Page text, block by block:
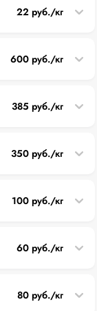
22 руб./кг
600 руб./кг
385 руб./кг
350 руб./кг
100 руб./кг
60 руб./кг
80 руб./кг